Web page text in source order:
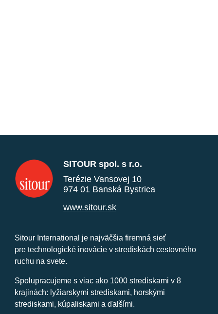
SITOUR spol. s r.o.
Terézie Vansovej 10
974 01 Banská Bystrica
www.sitour.sk
Sitour International je najväčšia firemná sieť
pre technologické inovácie v strediskách cestovného
ruchu na svete.
Spolupracujeme s viac ako 1000 strediskami v 8
krajinách: lyžiarskymi strediskami, horskými
strediskami, kúpaliskami a ďalšími.